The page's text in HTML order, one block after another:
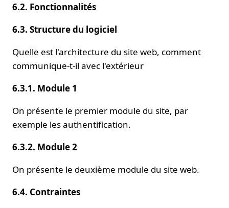
6.2. Fonctionnalités
6.3. Structure du logiciel
Quelle est l'architecture du site web, comment
communique-t-il avec l'extérieur
6.3.1. Module 1
On présente le premier module du site, par
exemple les authentification.
6.3.2. Module 2
On présente le deuxième module du site web.
6.4. Contraintes